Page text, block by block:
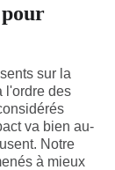
sur la
l'ordre des
va bien au-
Notre
à mieux